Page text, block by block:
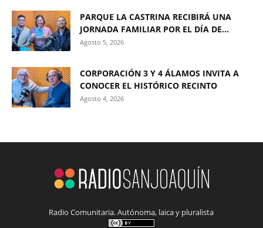
PARQUE LA CASTRINA RECIBIRÁ UNA
JORNADA FAMILIAR POR EL DÍA DE...
Agosto 5, 2026
CORPORACIÓN 3 Y 4 ÁLAMOS INVITA A
CONOCER EL HISTÓRICO RECINTO
Agosto 4, 2026
Radio Comunitaria. Autónoma, laica y pluralista